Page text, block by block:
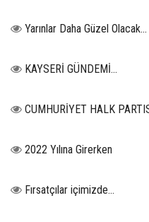
Yarınlar Daha Güzel Olacak...
KAYSERİ GÜNDEMİ…
CUMHURİYET HALK
2022 Yılına Girerken
Fırsatçılar içimizde…